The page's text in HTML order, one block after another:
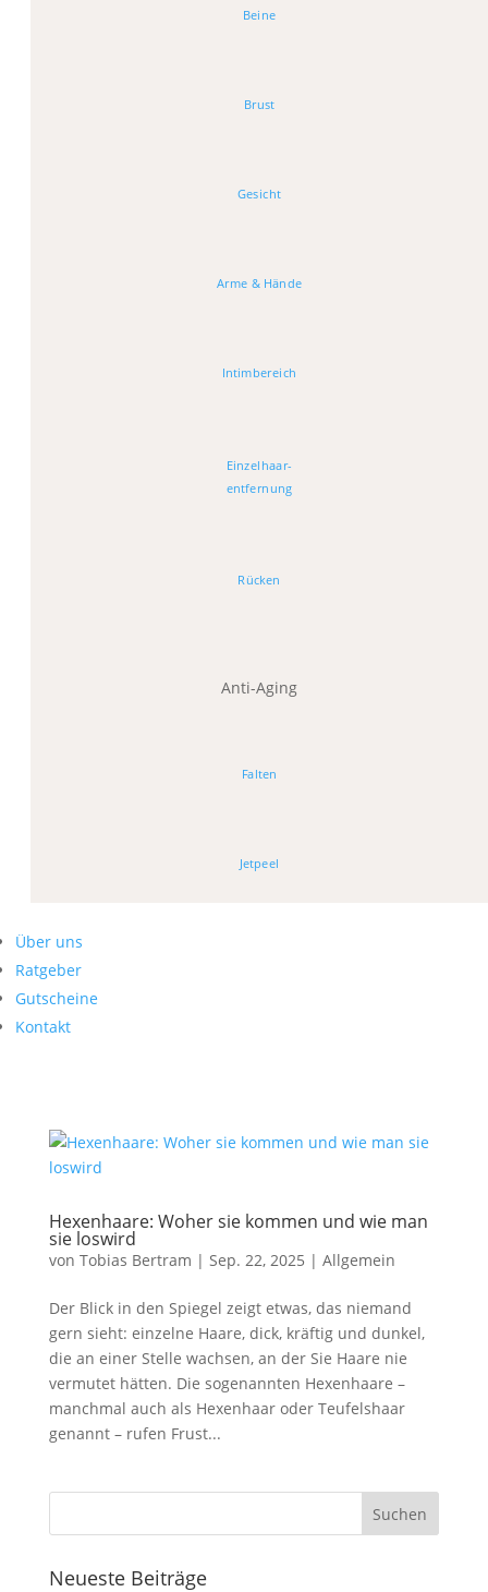
Beine
Brust
Gesicht
Arme & Hände
Intimbereich
Einzelhaar-
entfernung
Rücken
Anti-Aging
Falten
Jetpeel
Über uns
Ratgeber
Gutscheine
Kontakt
Hexenhaare: Woher sie kommen und wie man
sie loswird
von Tobias Bertram | Sep. 22, 2025 | Allgemein
Der Blick in den Spiegel zeigt etwas, das niemand
gern sieht: einzelne Haare, dick, kräftig und dunkel,
die an einer Stelle wachsen, an der Sie Haare nie
vermutet hätten. Die sogenannten Hexenhaare –
manchmal auch als Hexenhaar oder Teufelshaar
genannt – rufen Frust...
Neueste Beiträge